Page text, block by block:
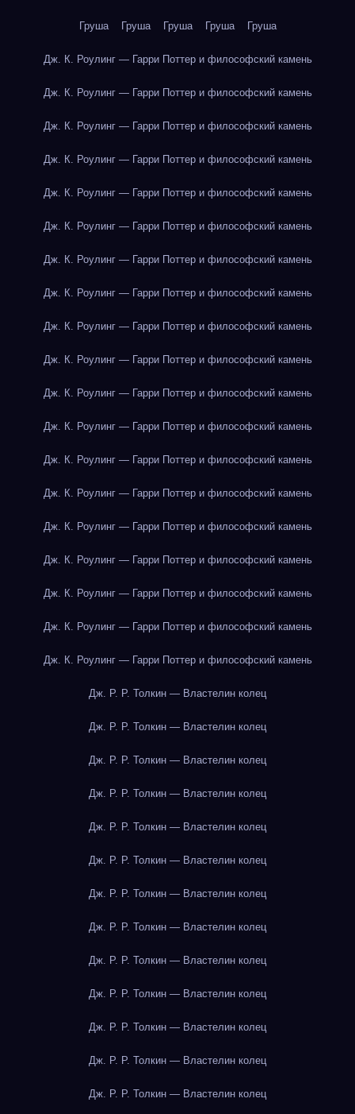
Груша Груша Груша Груша Груша
Дж. К. Роулинг — Гарри Поттер и философский камень
Дж. К. Роулинг — Гарри Поттер и философский камень
Дж. К. Роулинг — Гарри Поттер и философский камень
Дж. К. Роулинг — Гарри Поттер и философский камень
Дж. К. Роулинг — Гарри Поттер и философский камень
Дж. К. Роулинг — Гарри Поттер и философский камень
Дж. К. Роулинг — Гарри Поттер и философский камень
Дж. К. Роулинг — Гарри Поттер и философский камень
Дж. К. Роулинг — Гарри Поттер и философский камень
Дж. К. Роулинг — Гарри Поттер и философский камень
Дж. К. Роулинг — Гарри Поттер и философский камень
Дж. К. Роулинг — Гарри Поттер и философский камень
Дж. К. Роулинг — Гарри Поттер и философский камень
Дж. К. Роулинг — Гарри Поттер и философский камень
Дж. К. Роулинг — Гарри Поттер и философский камень
Дж. К. Роулинг — Гарри Поттер и философский камень
Дж. К. Роулинг — Гарри Поттер и философский камень
Дж. К. Роулинг — Гарри Поттер и философский камень
Дж. К. Роулинг — Гарри Поттер и философский камень
Дж. Р. Р. Толкин — Властелин колец
Дж. Р. Р. Толкин — Властелин колец
Дж. Р. Р. Толкин — Властелин колец
Дж. Р. Р. Толкин — Властелин колец
Дж. Р. Р. Толкин — Властелин колец
Дж. Р. Р. Толкин — Властелин колец
Дж. Р. Р. Толкин — Властелин колец
Дж. Р. Р. Толкин — Властелин колец
Дж. Р. Р. Толкин — Властелин колец
Дж. Р. Р. Толкин — Властелин колец
Дж. Р. Р. Толкин — Властелин колец
Дж. Р. Р. Толкин — Властелин колец
Дж. Р. Р. Толкин — Властелин колец